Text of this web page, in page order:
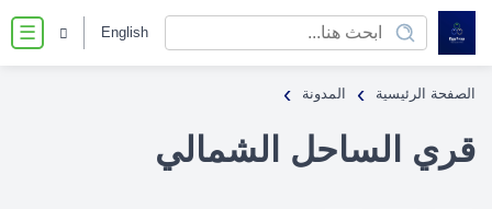
☰ English
الصفحة الرئيسية › المدونة ›
قري الساحل الشمالي